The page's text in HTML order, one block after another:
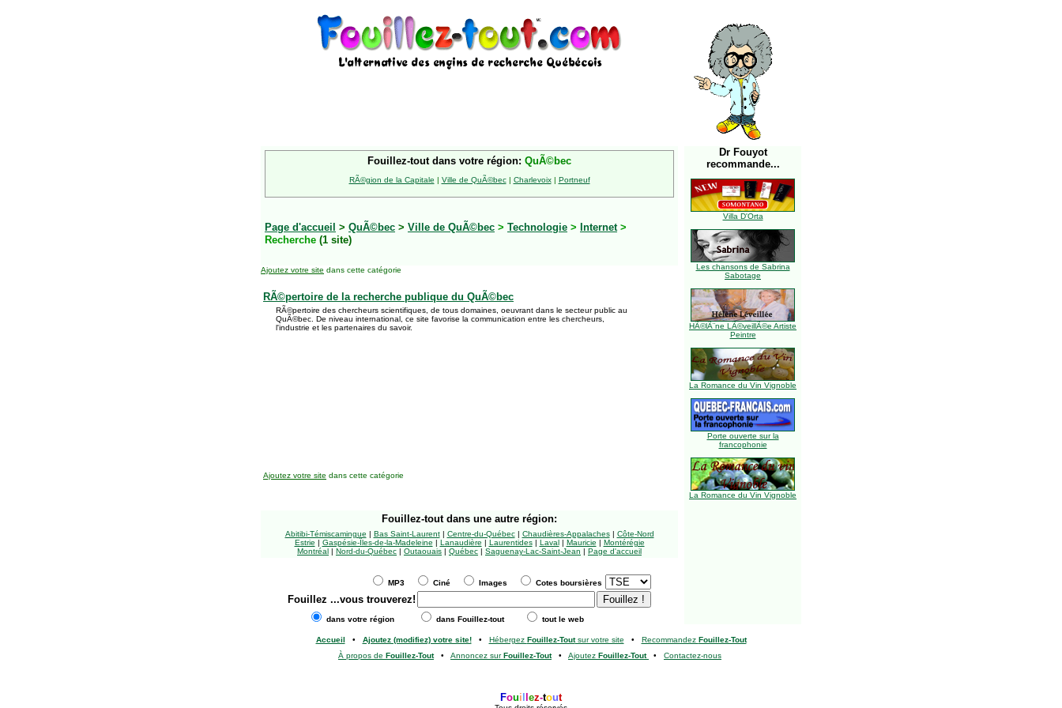
Fouillez-tout dans votre région: QuÃ©bec
RÃ©gion de la Capitale | Ville de QuÃ©bec| Charlevoix| Portneuf
Page d'accueil > QuÃ©bec > Ville de QuÃ©bec > Technologie > Internet>
Recherche (1 site)
Ajoutez votre site dans cette catégorie
RÃ©pertoire de la recherche publique du QuÃ©bec
RÃ©pertoire des chercheurs scientifiques, de tous domaines, oeuvrant dans le secteur public au
QuÃ©bec. De niveau international, ce site favorise la communication entre les chercheurs,
l'industrie et les partenaires du savoir.
Dr Fouyot
recommande...
Villa D'Orta
Les chansons de Sabrina
Sabotage
HÃ©lÃ¨ne LÃ©veillÃ©e Artiste
Peintre
La Romance du Vin Vignoble
Porte ouverte sur la
francophonie
La Romance du Vin Vignoble
Ajoutez votre site dans cette catégorie
Fouillez-tout dans une autre région:
Abitibi-Témiscamingue | Bas Saint-Laurent| Centre-du-Québec| Chaudières-Appalaches| Côte-Nord
Estrie | Gaspésie-Îles-de-la-Madeleine | Lanaudière | Laurentides| Laval| Mauricie | Montérégie
Montréal | Nord-du-Québec | Outaouais | Québec | Saguenay-Lac-Saint-Jean | Page d'accueil
MP3 Ciné Images Cotes boursières
Fouillez ...vous trouverez!
dans votre région dans Fouillez-tout tout le web
Accueil • Ajoutez (modifiez) votre site!• Hébergez Fouillez-Toutsur votre site • Recommandez Fouillez-Tout
À propos de Fouillez-Tout• Annoncez surFouillez-Tout• Ajoutez Fouillez-Tout • Contactez-nous
Foui ez-tout